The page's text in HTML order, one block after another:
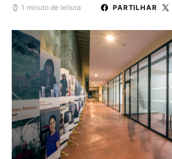
1 minuto de leitura PARTILHAR